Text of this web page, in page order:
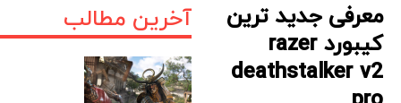
آخرین مطالب
معرفی جدید ترین
کیبورد razer
deathstalker v2